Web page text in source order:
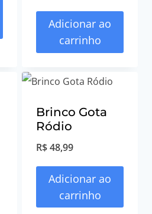
Adicionar ao
carrinho
Brinco Gota
Ródio
R$48,99
Adicionar ao
carrinho